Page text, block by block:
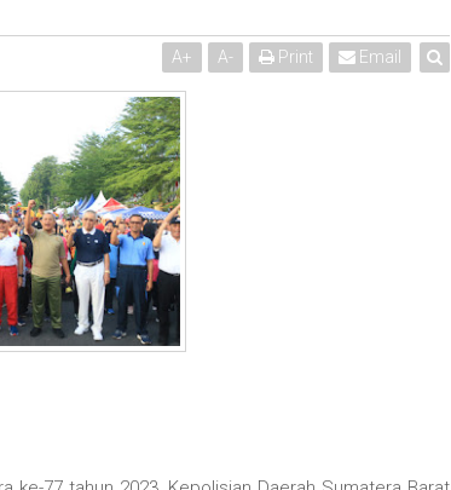
A+ A- Print Email